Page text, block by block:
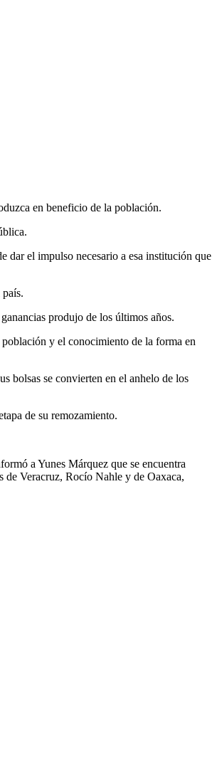
en beneficio de la población.
dar el impulso necesario a esa institución que
produjo de los últimos años.
población y el conocimiento de la forma en
bolsas se convierten en el anhelo de los
de su remozamiento.
a Yunes Márquez que se encuentra
de Veracruz, Rocío Nahle y de Oaxaca,